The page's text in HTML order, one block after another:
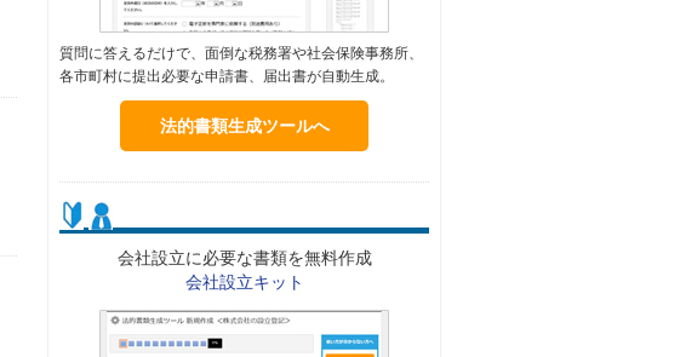
質問に答えるだけで、面倒な税務署や社会保険事務所、
各市町村に提出必要な申請書、届出書が自動生成。
法的書類生成ツールへ
会社設立に必要な書類を無料作成
会社設立キット